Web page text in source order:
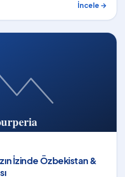
İncele →
İzinde Özbekistan &